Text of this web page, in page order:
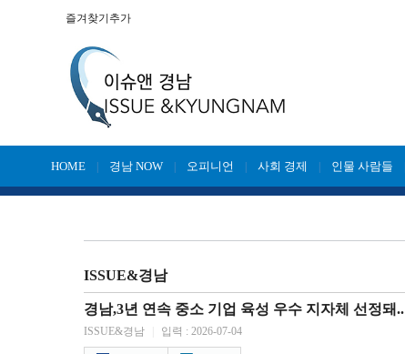
즐겨찾기추가
HOME 경남 NOW 오피니언 사회 경제 인물 사람들
ISSUE&경남
경남,3년 연속 중소 기업 육성 우수 지자체 선정돼..
ISSUE&경남 입력 : 2026-07-04